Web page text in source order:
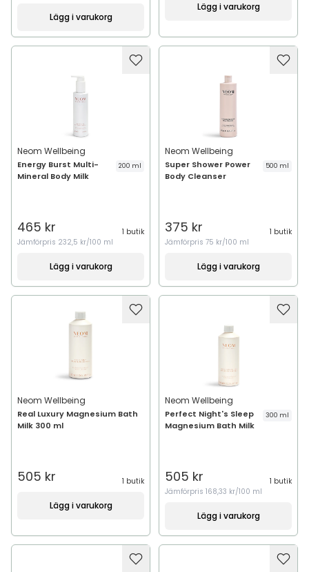
Lägg i varukorg
Lägg i varukorg
Neom Wellbeing
Energy Burst Multi-
Mineral Body Milk
200 ml
465 kr
1 butik
Jämförpris 232,5 kr/100 ml
Lägg i varukorg
Neom Wellbeing
Super Shower Power
Body Cleanser
500 ml
375 kr
1 butik
Jämförpris 75 kr/100 ml
Lägg i varukorg
Neom Wellbeing
Real Luxury Magnesium Bath
Milk 300 ml
505 kr 1 butik
Lägg i varukorg
Neom Wellbeing
Perfect Night's Sleep
Magnesium Bath Milk
300 ml
505 kr
1 butik
Jämförpris 168,33 kr/100 ml
Lägg i varukorg